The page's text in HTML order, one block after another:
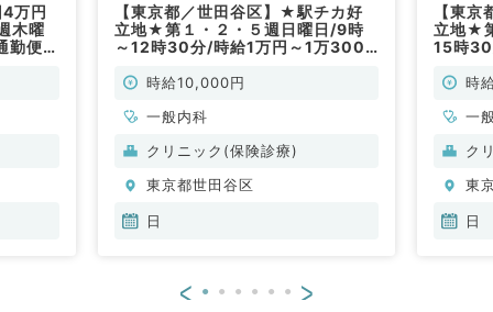
万円
木曜
勤便
【東京都／世田谷区】★駅チカ好
立地★第１・２・５週日曜日/9時
～12時30分/時給1万円～1万3000
非常勤）
時給10,000円
一般内科
クリニック(保険診療)
東京都世田谷区
日
【東
立地★
15時
常勤）
時
一
ク
東
日
< >